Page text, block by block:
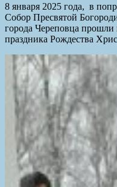
8 января 2025 года, в
Собор Пресвятой
города Череповца прошли
праздника Рождества